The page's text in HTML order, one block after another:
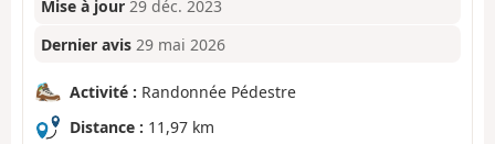
Mise à jour 29 déc. 2023
Dernier avis 29 mai 2026
Activité : Randonnée Pédestre
Distance : 11,97 km